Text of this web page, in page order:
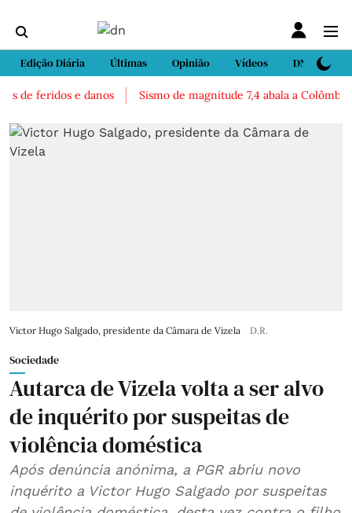
Edição Diária Últimas Opinião Vídeos DN Sport
de feridos e danos Sismo de magnitude 7,4 abala a Colômbia.
Victor Hugo Salgado, presidente da Câmara de Vizela D.R.
Sociedade
Autarca de Vizela volta a ser alvo
de inquérito por suspeitas de
violência doméstica
Após denúncia anónima, a PGR abriu novo
inquérito a Victor Hugo Salgado por suspeitas